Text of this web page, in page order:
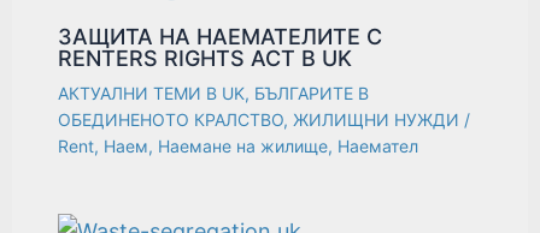
ЗАЩИТА НА НАЕМАТЕЛИТЕ С
RENTERS RIGHTS ACT В UK
АКТУАЛНИ ТЕМИ В UK, БЪЛГАРИТЕ В
ОБЕДИНЕНОТО КРАЛСТВО, ЖИЛИЩНИ НУЖДИ /
Rent, Наем, Наемане на жилище, Наемател